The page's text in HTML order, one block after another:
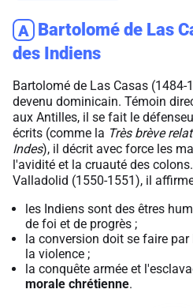
A
Bartolomé de Las
des Indiens
Bartolomé de Las Casas
devenu dominicain. Témoin
aux Antilles, il se fait le
écrits (comme la Très brève
Indes), il décrit avec force les
l'avidité et la cruauté des
Valladolid (1550-1551), il
les Indiens sont des êtres
de foi et de progrès ;
la conversion doit se faire par
la violence ;
la conquête armée et
morale chrétienne.